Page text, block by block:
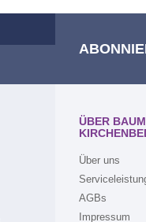
ÜBER
Über uns
AGBs
Impressum